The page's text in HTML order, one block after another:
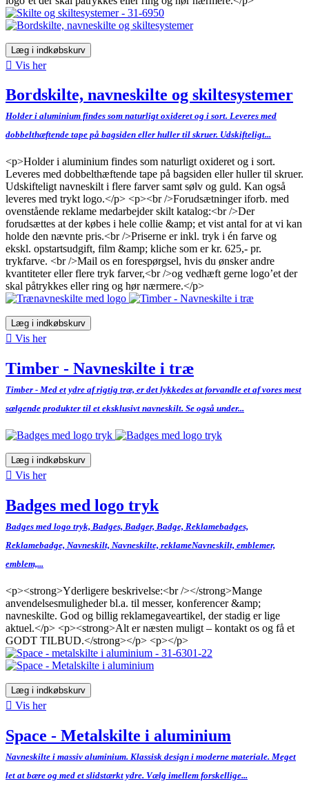
Læg i indkøbskurv
 Vis her
Bordskilte, navneskilte og skiltesystemer
Holder i aluminium findes som naturligt oxideret og i sort. Leveres med
dobbelthæftende tape på bagsiden eller huller til skruer. Udskifteligt...
<p>Holder i aluminium findes som naturligt oxideret og i sort.
Leveres med dobbelthæftende tape på bagsiden eller huller til skruer.
Udskifteligt navneskilt i flere farver samt sølv og guld. Kan også
leveres med trykt logo.</p> <p><br />Forudsætninger iforb. med
ovenstående reklame medarbejder skilt katalog:<br />Der
forudsættes at der købes i hele collie &amp; et vist antal for at vi kan
holde den nævnte pris.<br />Priserne er inkl. tryk i én farve og
ekskl. opstartsudgift, film &amp; kliche som er kr. 625,- pr.
trykfarve. <br />Mail os en forespørgsel, hvis du ønsker andre
kvantiteter eller flere tryk farver,<br />og vedhæft gerne logo’et der
skal påtrykkes eller ring og hør nærmere.</p>
Læg i indkøbskurv
 Vis her
Timber - Navneskilte i træ
Timber - Med et ydre af rigtig træ, er det lykkedes at forvandle et af vores mest
sælgende produkter til et eksklusivt navneskilt. Se også under...
Læg i indkøbskurv
 Vis her
Badges med logo tryk
Badges med logo tryk, Badges, Badger, Badge, Reklamebadges,
Reklamebadge, Navneskilt, Navneskilte, reklameNavneskilt, emblemer,
emblem,...
<p><strong>Yderligere beskrivelse:<br /></strong>Mange
anvendelsesmuligheder bl.a. til messer, konferencer &amp;
navneskilte. God og billig reklamegaveartikel, der stadig er lige
aktuel.</p> <p><strong>Alt er næsten muligt – kontakt os og få et
GODT TILBUD.</strong></p> <p></p>
Læg i indkøbskurv
 Vis her
Space - Metalskilte i aluminium
Navneskilte i massiv aluminium. Klassisk design i moderne materiale. Meget
let at bære og med et slidstærkt ydre. Vælg imellem forskellige...